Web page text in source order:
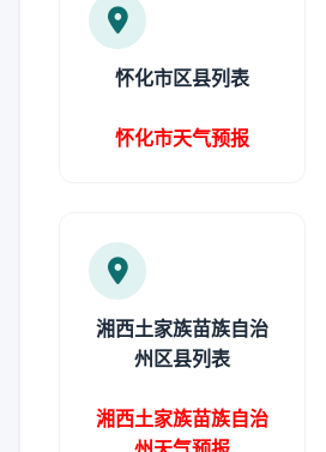
怀化市区县列表
怀化市天气预报
湘西土家族苗族自治
州区县列表
湘西土家族苗族自治